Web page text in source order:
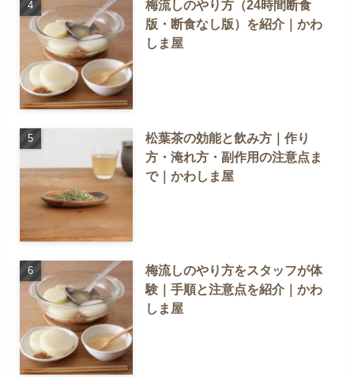
梅流しのやり方（24時間断食
版・断食なし版）を紹介｜かわ
しま屋
松葉茶の効能と飲み方｜作り
方・淹れ方・副作用の注意点ま
で｜かわしま屋
梅流しのやり方をスタッフが体
験｜手順と注意点を紹介｜かわ
しま屋